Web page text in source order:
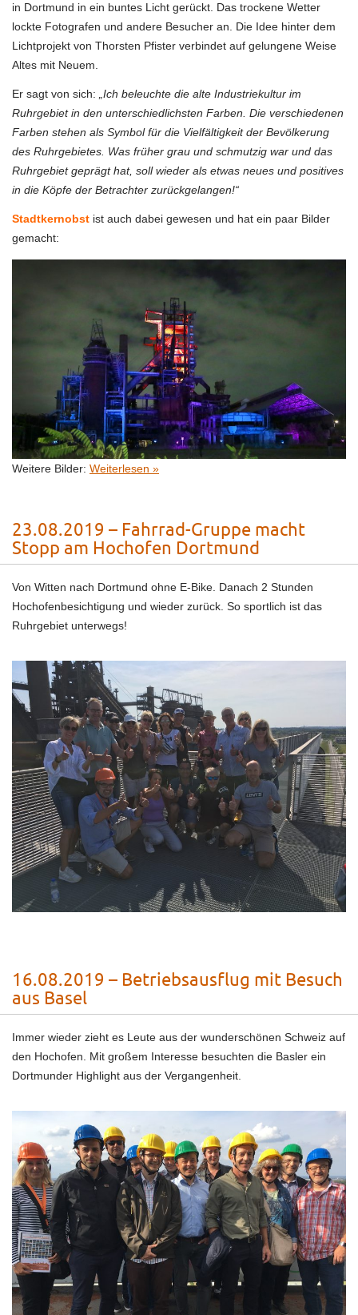
in Dortmund in ein buntes Licht gerückt. Das trockene Wetter
lockte Fotografen und andere Besucher an. Die Idee hinter dem
Lichtprojekt von Thorsten Pfister verbindet auf gelungene Weise
Altes mit Neuem.
Er sagt von sich: „Ich beleuchte die alte Industriekultur im
Ruhrgebiet in den unterschiedlichsten Farben. Die verschiedenen
Farben stehen als Symbol für die Vielfältigkeit der Bevölkerung
des Ruhrgebietes. Was früher grau und schmutzig war und das
Ruhrgebiet geprägt hat, soll wieder als etwas neues und positives
in die Köpfe der Betrachter zurückgelangen!“
Stadtkernobst ist auch dabei gewesen und hat ein paar Bilder
gemacht:
Weitere Bilder: Weiterlesen »
23.08.2019 – Fahrrad-Gruppe macht
Stopp am Hochofen Dortmund
Von Witten nach Dortmund ohne E-Bike. Danach 2 Stunden
Hochofenbesichtigung und wieder zurück. So sportlich ist das
Ruhrgebiet unterwegs!
16.08.2019 – Betriebsausflug mit Besuch
aus Basel
Immer wieder zieht es Leute aus der wunderschönen Schweiz auf
den Hochofen. Mit großem Interesse besuchten die Basler ein
Dortmunder Highlight aus der Vergangenheit.